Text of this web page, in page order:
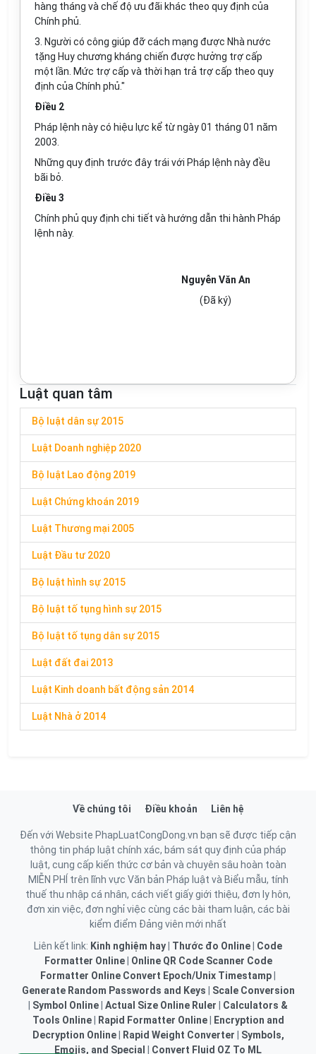
hàng tháng và chế độ ưu đãi khác theo quy định của
Chính phủ.
3. Người có công giúp đỡ cách mạng được Nhà nước
tặng Huy chương kháng chiến được hưởng trợ cấp
một lần. Mức trợ cấp và thời hạn trả trợ cấp theo quy
định của Chính phủ."
Điều 2
Pháp lệnh này có hiệu lực kể từ ngày 01 tháng 01 năm
2003.
Những quy định trước đây trái với Pháp lệnh này đều
bãi bỏ.
Điều 3
Chính phủ quy định chi tiết và hướng dẫn thi hành Pháp
lệnh này.
Nguyễn Văn An
(Đã ký)
Luật quan tâm
Bộ luật dân sự 2015
Luật Doanh nghiệp 2020
Bộ luật Lao động 2019
Luật Chứng khoán 2019
Luật Thương mại 2005
Luật Đầu tư 2020
Bộ luật hình sự 2015
Bộ luật tố tụng hình sự 2015
Bộ luật tố tụng dân sự 2015
Luật đất đai 2013
Luật Kinh doanh bất động sản 2014
Luật Nhà ở 2014
Về chúng tôi Điều khoản Liên hệ
Đến với Website PhapLuatCongDong.vn bạn sẽ được tiếp cận
thông tin pháp luật chính xác, bám sát quy định của pháp
luật, cung cấp kiến thức cơ bản và chuyên sâu hoàn toàn
MIỄN PHÍ trên lĩnh vực Văn bản Pháp luật và Biểu mẫu, tính
thuế thu nhập cá nhân, cách viết giấy giới thiệu, đơn ly hôn,
đơn xin việc, đơn nghỉ việc cùng các bài tham luận, các bài
kiểm điểm Đảng viên mới nhất
Liên kết link: Kinh nghiệm hay Thước đo Online
Code
Formatter Online| Online QR Code Scanner Code
Formatter Online Convert Epoch/Unix Timestamp
Generate Random Passwords and Keys
Scale Conversion
Symbol Online Actual Size Online Ruler
Calculators &
Tools Online| Rapid Formatter Online|
Encryption and
Decryption Online| Rapid Weight Converter
Symbols,
Emojis, and Special
Convert Fluid OZ To ML